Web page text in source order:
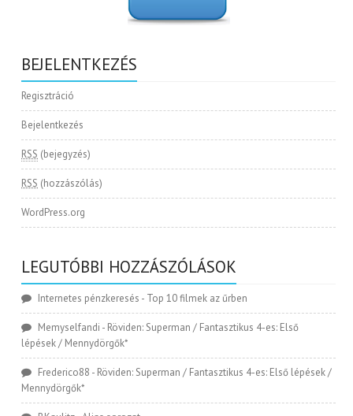
BEJELENTKEZÉS
Regisztráció
Bejelentkezés
RSS (bejegyzés)
RSS (hozzászólás)
WordPress.org
LEGUTÓBBI HOZZÁSZÓLÁSOK
Internetes pénzkeresés - Top 10 filmek az űrben
Memyselfandi - Röviden: Superman / Fantasztikus 4-es: Első
lépések / Mennydörgők*
Frederico88 - Röviden: Superman / Fantasztikus 4-es: Első lépések /
Mennydörgők*